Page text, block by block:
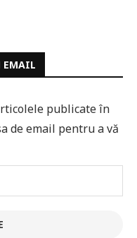
EMAIL
publicate în
de email pentru a vă